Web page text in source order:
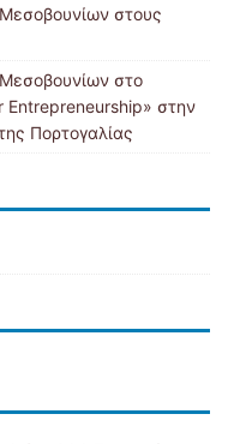
στους
στο
Entrepreneurship» στην
Πορτογαλίας